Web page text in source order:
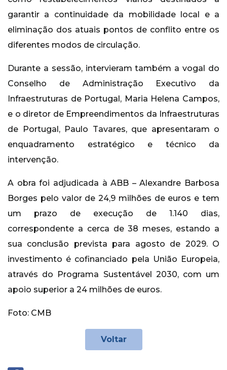
garantir a continuidade da mobilidade local e a
eliminação dos atuais pontos de conflito entre os
diferentes modos de circulação.
Durante a sessão, intervieram também a vogal do
Conselho de Administração Executivo da
Infraestruturas de Portugal, Maria Helena Campos,
e o diretor de Empreendimentos da Infraestruturas
de Portugal, Paulo Tavares, que apresentaram o
enquadramento estratégico e técnico da
intervenção.
A obra foi adjudicada à ABB – Alexandre Barbosa
Borges pelo valor de 24,9 milhões de euros e tem
um prazo de execução de 1.140 dias,
correspondente a cerca de 38 meses, estando a
sua conclusão prevista para agosto de 2029. O
investimento é cofinanciado pela União Europeia,
através do Programa Sustentável 2030, com um
apoio superior a 24 milhões de euros.
Foto: CMB
Voltar